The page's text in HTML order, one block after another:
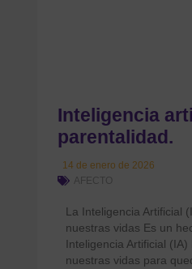
Inteligencia
parentalidad.
14 de enero de 2026
AFECTO
La Inteligencia Artificial
nuestras vidas Es un
Inteligencia Artificial
nuestras vidas para